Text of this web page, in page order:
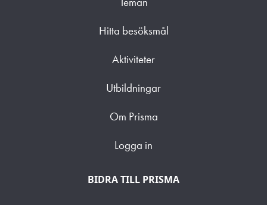
Hitta besöksmål
Aktiviteter
Utbildningar
Om Prisma
Logga in
BIDRA TILL PRISMA